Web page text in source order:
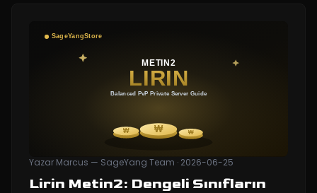
Yazar Marcus — SageYang Team · 2026-06-25
Lirin Metin2: Dengeli Sınıfların